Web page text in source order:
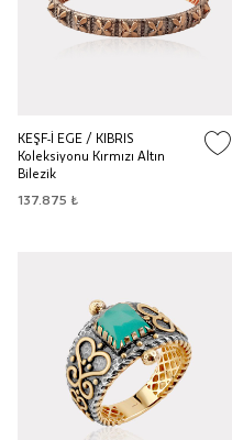
KEŞF-İ EGE / KIBRIS
Koleksiyonu Kırmızı Altın
Bilezik
137.875 ₺